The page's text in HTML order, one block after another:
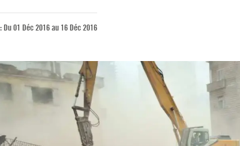
Du 01 Déc 2016 au 16 Déc 2016